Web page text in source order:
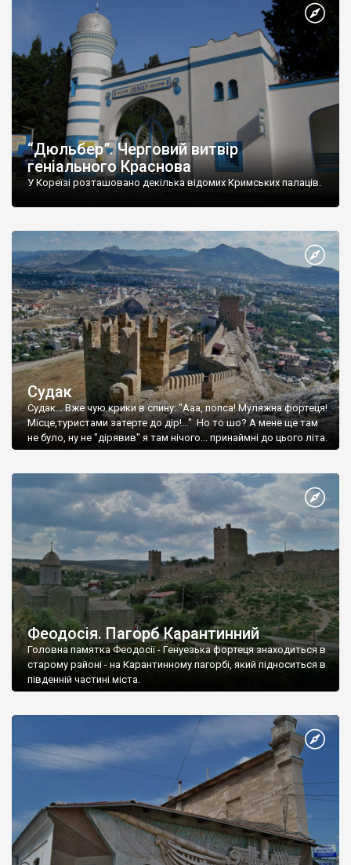
“Дюльбер”. Черговий витвір
геніального Краснова
У Кореїзі розташовано декілька відомих Кримських палаців.
Судак
Судак... Вже чую крики в спину: "Ааа, попса! Муляжна фортеця!
Місце,туристами затерте до дір!..." Но то шо? А мене ще там
не було, ну не "дірявив" я там нічого... принаймні до цього літа.
Феодосія. Пагорб Карантинний
Головна памятка Феодосії - Генуезька фортеця знаходиться в
старому районі - на Карантинному пагорбі, який підноситься в
південній частині міста.